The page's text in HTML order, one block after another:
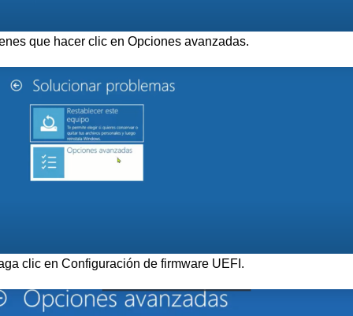
que hacer clic en Opciones avanzadas.
clic en Configuración de firmware UEFI.